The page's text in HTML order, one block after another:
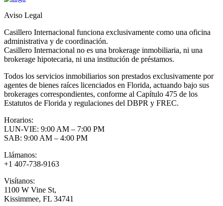
Aviso Legal
Casillero Internacional funciona exclusivamente como una oficina
administrativa y de coordinación.
Casillero Internacional no es una brokerage inmobiliaria, ni una
brokerage hipotecaria, ni una institución de préstamos.
Todos los servicios inmobiliarios son prestados exclusivamente por
agentes de bienes raíces licenciados en Florida, actuando bajo sus
brokerages correspondientes, conforme al Capítulo 475 de los
Estatutos de Florida y regulaciones del DBPR y FREC.
Horarios:
LUN-VIE: 9:00 AM – 7:00 PM
SAB: 9:00 AM – 4:00 PM
Llámanos:
+1 407-738-9163
Visítanos:
1100 W Vine St,
Kissimmee, FL 34741